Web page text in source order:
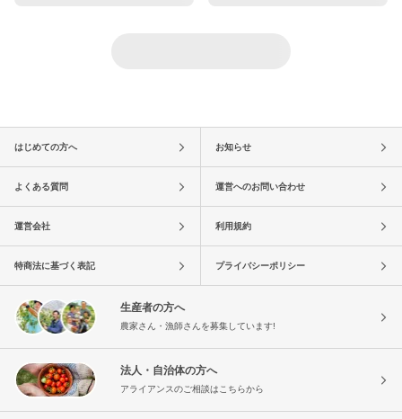
はじめての方へ お知らせ
よくある質問 運営へのお問い合わせ
運営会社 利用規約
特商法に基づく表記 プライバシーポリシー
生産者の方へ
農家さん・漁師さんを募集しています!
法人・自治体の方へ
アライアンスのご相談はこちらから